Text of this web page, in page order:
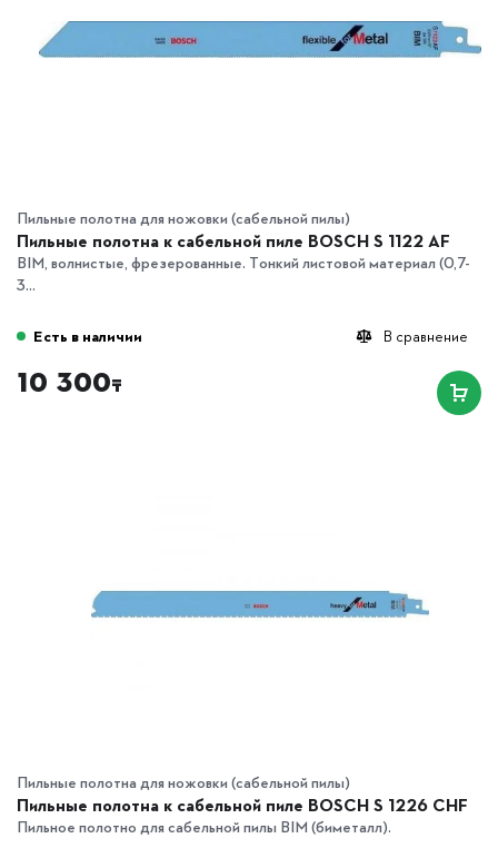
Пильные полотна для ножовки (сабельной пилы)
Пильные полотна к сабельной пиле BOSCH S 1122 AF
BIM, волнистые, фрезерованные. Тонкий листовой материал (0,7-
3...
В сравнение
Есть в наличии
10 300₸
Пильные полотна для ножовки (сабельной пилы)
Пильные полотна к сабельной пиле BOSCH S 1226 CHF
Пильное полотно для сабельной пилы BIM (биметалл).